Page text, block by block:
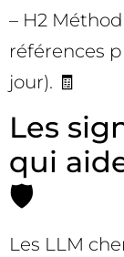
– H2
références
jour). 🧾
Les
qui
🛡️
Les LLM